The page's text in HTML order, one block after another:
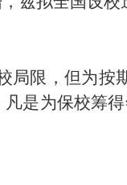
局限，但为按
是为保校筹